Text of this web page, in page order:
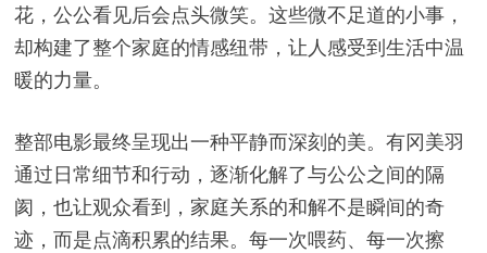
花，公公看见后会点头微笑。这些微不足道的小事，
却构建了整个家庭的情感纽带，让人感受到生活中温
暖的力量。
整部电影最终呈现出一种平静而深刻的美。有冈美羽
通过日常细节和行动，逐渐化解了与公公之间的隔
阂，也让观众看到，家庭关系的和解不是瞬间的奇
迹，而是点滴积累的结果。每一次喂药、每一次擦